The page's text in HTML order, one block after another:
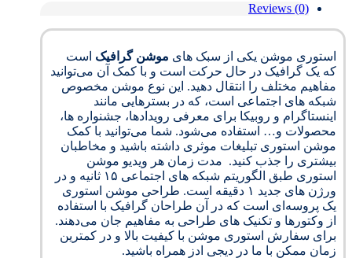
Reviews (0)
استوری موشن یکی از سبک های موشن گرافیک است
که یک گرافیک در حال حرکت است و با کمک آن می‌توانید
مفاهیم مختلف را انتقال دهید. این نوع موشن مخصوص
شبکه های اجتماعی است، که در بسترهایی مانند
اینستاگرام و روبیکا برای معرفی رویدادها، جشنواره ها،
محصولات و… استفاده می‌شود. شما می‌توانید با کمک
موشن استوری تبلیغات موثری داشته باشید و مخاطبان
بیشتری را جذب کنید. مدت زمان هر ویدیو موشن
استوری طبق الگوریتم شبکه های اجتماعی ۱۵ ثانیه و در
ورژن های جدید ۱ دقیقه است. طراحی موشن استوری
یک پروسه‌ای است که در آن طراحان گرافیک با استفاده
از وکتورها و تکنیک های طراحی به مفاهیم جان می‌دهند.
برای سفارش استوری موشن با کیفیت بالا و در کمترین
زمان ممکن با ما در دیجی ادز همراه باشید.